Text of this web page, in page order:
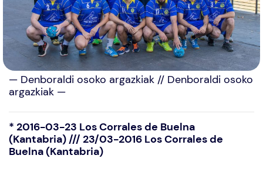
— Denboraldi osoko argazkiak // Denboraldi osoko
argazkiak —
* 2016-03-23 Los Corrales de Buelna
(Kantabria) /// 23/03-2016 Los Corrales de
Buelna (Kantabria)